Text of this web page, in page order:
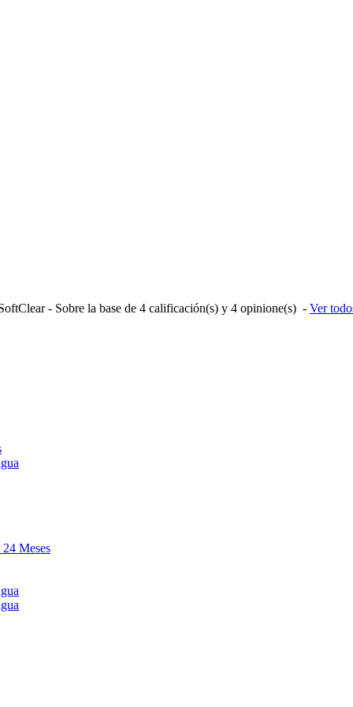
- Sobre la base de 4 calificación(s) y 4 opinione(s) - Ver
Meses